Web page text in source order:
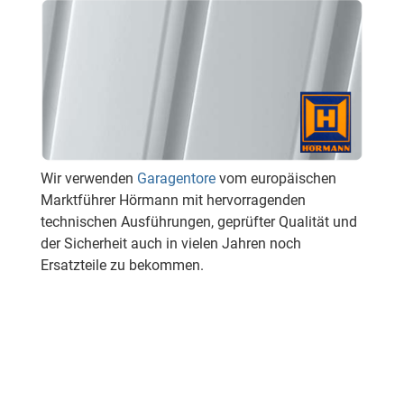
Wir verwenden Garagentore vom europäischen
Marktführer Hörmann mit hervorragenden
technischen Ausführungen, geprüfter Qualität und
der Sicherheit auch in vielen Jahren noch
Ersatzteile zu bekommen.